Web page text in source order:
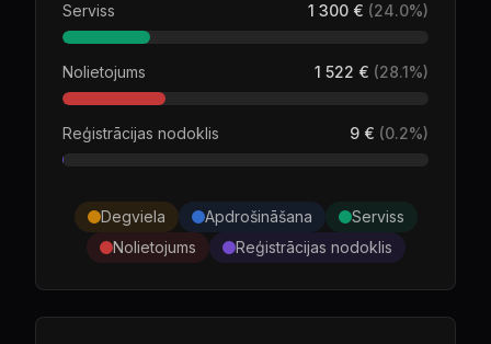
Serviss 1 300 € (24.0%)
Nolietojums 1 522 € (28.1%)
Reģistrācijas nodoklis 9 € (0.2%)
Degviela Apdrošināšana
Serviss
Nolietojums
Reģistrācijas nodoklis